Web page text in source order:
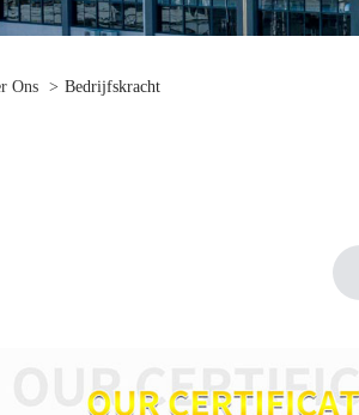
Ons > Bedrijfskracht